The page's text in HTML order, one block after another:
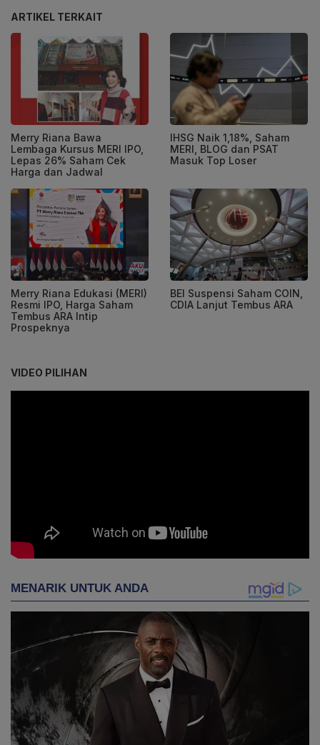
ARTIKEL TERKAIT
Merry Riana Bawa
Lembaga Kursus MERI IPO,
Lepas 26% Saham Cek
Harga dan Jadwal
IHSG Naik 1,18%, Saham
MERI, BLOG dan PSAT
Masuk Top Loser
Merry Riana Edukasi (MERI)
Resmi IPO, Harga Saham
Tembus ARA Intip
Prospeknya
BEI Suspensi Saham COIN,
CDIA Lanjut Tembus ARA
VIDEO PILIHAN